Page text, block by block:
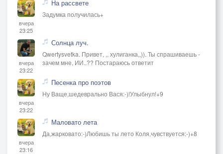
вчера
23:25
На рассвете
Задумка получилась+
вчера
23:22
Солнца луч.
Qwertysvetka. Привет, ,, хулиганка,,)). Ты спрашиваешь -
зачем мне, ИИ..?? Постараюсь ответит
вчера
23:22
Песенка про поэтов
Ну Ваще,шедеврально Вася:-)!Улыбнул!+9
вчера
23:16
Маловато лета
Да,жарковато:-)Любишь ты лето Коля,чувствуется:-)+8